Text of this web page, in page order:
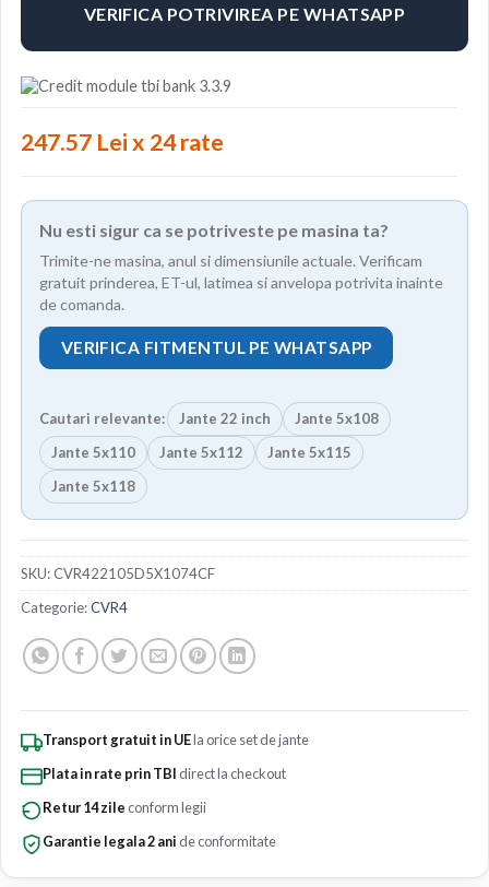
VERIFICA POTRIVIREA PE WHATSAPP
247.57 Lei x 24 rate
Nu esti sigur ca se potriveste pe masina ta?
Trimite-ne masina, anul si dimensiunile actuale. Verificam
gratuit prinderea, ET-ul, latimea si anvelopa potrivita inainte
de comanda.
VERIFICA FITMENTUL PE WHATSAPP
Cautari relevante: Jante 22 inch
Jante 5x108
Jante 5x110
Jante 5x112
Jante 5x115
Jante 5x118
SKU:CVR422105D5X1074CF
Categorie:CVR4
Transport gratuit in UEla orice set de jante
Plata in rate prin TBI direct la checkout
Retur 14 zile conform legii
Garantie legala 2 ani de conformitate